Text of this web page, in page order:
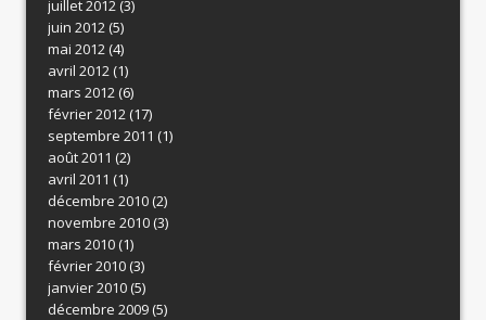
juillet 2012(3)
juin 2012(5)
mai 2012(4)
avril 2012(1)
mars 2012(6)
février 2012(17)
septembre 2011 (1)
août 2011 (2)
avril 2011 (1)
décembre 2010(2)
novembre 2010(3)
mars 2010(1)
février 2010(3)
janvier 2010(5)
décembre 2009(5)